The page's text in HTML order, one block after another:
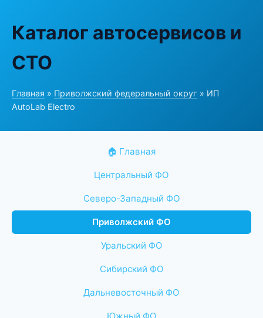
Каталог автосервисов и
СТО
Главная » Приволжский федеральный округ » ИП
AutoLab Electro
🏠 Главная
Центральный ФО
Северо-Западный ФО
Приволжский ФО
Уральский ФО
Сибирский ФО
Дальневосточный ФО